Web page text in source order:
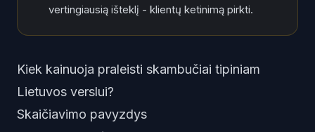
vertingiausią išteklį - klientų ketinimą pirkti.
Kiek kainuoja praleisti skambučiai tipiniam
Lietuvos verslui?
Skaičiavimo pavyzdys